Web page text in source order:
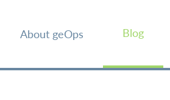
About geOps Blog